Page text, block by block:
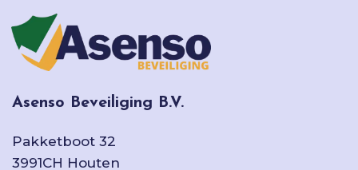
Asenso Beveiliging B.V.
Pakketboot 32
3991CH Houten